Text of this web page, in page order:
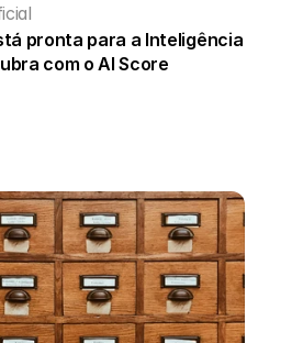
pronta para a Inteligência
com o AI Score